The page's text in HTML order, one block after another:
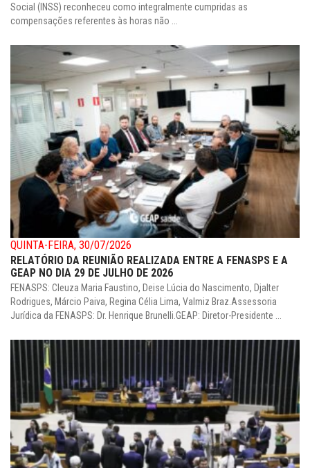
Social (INSS) reconheceu como integralmente cumpridas as
compensações referentes às horas não ...
QUINTA-FEIRA, 30/07/2026
RELATÓRIO DA REUNIÃO REALIZADA ENTRE A FENASPS E A
GEAP NO DIA 29 DE JULHO DE 2026
FENASPS: Cleuza Maria Faustino, Deise Lúcia do Nascimento, Djalter
Rodrigues, Márcio Paiva, Regina Célia Lima, Valmiz Braz.Assessoria
Jurídica da FENASPS: Dr. Henrique Brunelli.GEAP: Diretor-Presidente ...